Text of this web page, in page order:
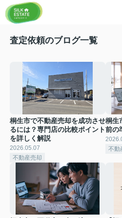
査定依頼のブログ一覧
桐生市で不動産売却を成功させ
るには？専門店の比較ポイント
を詳しく解説
2026.05.07
不動産売却
桐生
前の
不動